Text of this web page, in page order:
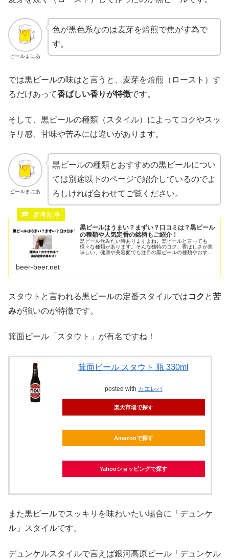
ビールまにあ
色が黒色系なのは麦芽を焙煎で焦がす為で
す。
では黒ビールの味はと言うと、麦芽を焙煎（ロースト）す
るだけあって香ばしい香りが特徴です。
そして、黒ビールの種類（スタイル）によってコクやスッ
キリ感、甘味や苦みには違いがあります。
ビールまにあ
黒ビールの種類とおすすめの黒ビールについ
ては別途以下のページで紹介しているのでよ
ろしければ合わせてご覧ください。
黒ビールはうまい？まずい？口コミは？黒ビール
の種類や人気定番の銘柄もご紹介！
黒ビール飲みたい時ありますよね。黒ビールと言っても
様々な種類があります。そんな独特のコク、香ばしさが美
味しい、健康や美容面でも注目の黒ビールの種類やおすす
beer-beer.net
スタウトと言われる黒ビールの定番スタイルではコク と苦
みが強いのが特徴です。
箕面ビール「スタウト」が有名ですね！
箕面ビール スタウト 瓶 330ml
posted with カエレバ
楽天市場で探す
Amazonで探す
Yahooショッピングで探す
また黒ビールでスッキリを味わいたい場合に「デュンケ
ル」スタイルです。
デュンケルスタイルで言えば銀河高原ビール「デュンケル